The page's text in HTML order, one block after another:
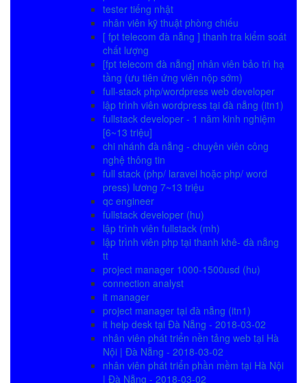
tester tiếng nhật
nhân viên kỹ thuật phòng chiếu
[ fpt telecom đà nẵng ] thanh tra kiểm soát
chất lượng
[fpt telecom đà nẵng] nhân viên bảo trì hạ
tầng (ưu tiên ứng viên nộp sớm)
full-stack php/wordpress web developer
lập trình viên wordpress tại đà nẵng (itn1)
fullstack developer - 1 năm kinh nghiệm
[6~13 triệu]
chi nhánh đà nẵng - chuyên viên công
nghệ thông tin
full stack (php/ laravel hoặc php/ word
press) lương 7~13 triệu
qc engineer
fullstack developer (hu)
lập trình viên fullstack (mh)
lập trình viên php tại thanh khê- đà nẵng
tt
project manager 1000-1500usd (hu)
connection analyst
it manager
project manager tại đà nẵng (itn1)
it help desk tại Đà Nẵng - 2018-03-02
nhân viên phát triển nền tảng web tại Hà
Nội | Đà Nẵng - 2018-03-02
nhân viên phát triển phần mềm tại Hà Nội
| Đà Nẵng - 2018-03-02